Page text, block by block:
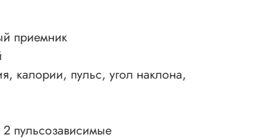
приемник
калории, пульс, угол наклона,
пульсозависимые